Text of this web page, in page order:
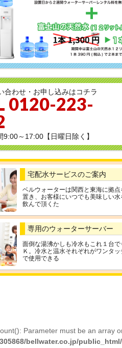
合わせ・お申し込みはコチラ
0120-223-
9:00～17:00【日曜日除く】
宅配水サービスのご案内
ベルウォーターは関西と東海に拠点
置き、お客様にいつでも美味しい水
飲んで頂くた
専用のウォーターサーバー
面倒な湯沸かしも冷水もこれ１台で
Ｋ。冷水と温水それぞれがワンタッ
で使用できる
Parameter must be an array
bellwater.co.jp/